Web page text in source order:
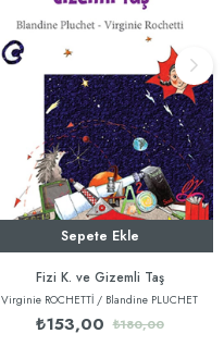
Sepete Ekle
Fizi K. ve Gizemli Taş
Virginie ROCHETTİ / Blandine PLUCHET
₺153,00 ₺180,00